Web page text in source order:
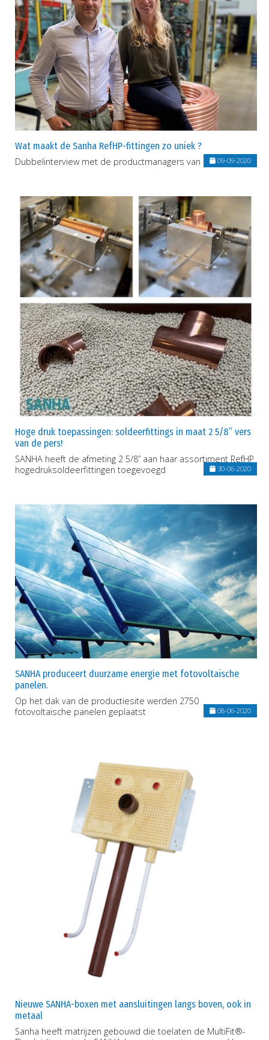
Wat maakt de Sanha RefHP-fittingen zo uniek ?
Dubbelinterview met de productmanagers van SANHA.09-09-2020
Hoge druk toepassingen: soldeerfittings in maat 2 5/8” vers
van de pers!
SANHA heeft de afmeting 2 5/8” aan haar assortiment RefHP
hogedruksoldeerfittingen toegevoegd
30-06-2020
SANHA produceert duurzame energie met fotovoltaïsche
panelen.
Op het dak van de productiesite werden 2750
fotovoltaïsche panelen geplaatst
08-06-2020
Nieuwe SANHA-boxen met aansluitingen langs boven, ook in
metaal
Sanha heeft matrijzen gebouwd die toelaten de MultiFit®-